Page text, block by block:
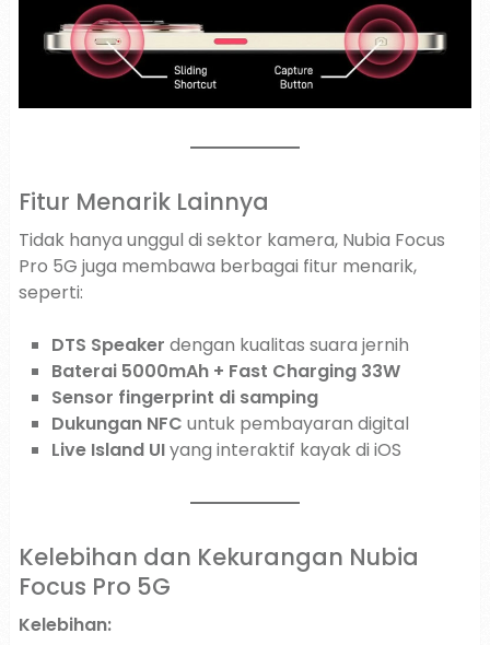
Fitur Menarik Lainnya
Tidak hanya unggul di sektor kamera, Nubia Focus
Pro 5G juga membawa berbagai fitur menarik,
seperti:
DTS Speaker dengan kualitas suara jernih
Baterai 5000mAh + Fast Charging 33W
Sensor fingerprint di samping
Dukungan NFC untuk pembayaran digital
Live Island UIyang interaktif kayak di iOS
Kelebihan dan Kekurangan Nubia
Focus Pro 5G
Kelebihan: